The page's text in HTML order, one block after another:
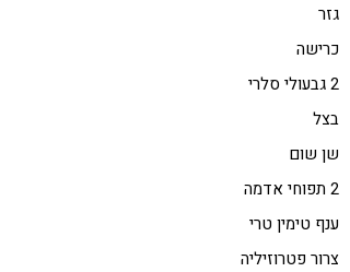
גזר
כרישה
2 גבעולי סלרי
בצל
שן שום
2 תפוחי אדמה
ענף טימין טרי
צרור פטרוזיליה